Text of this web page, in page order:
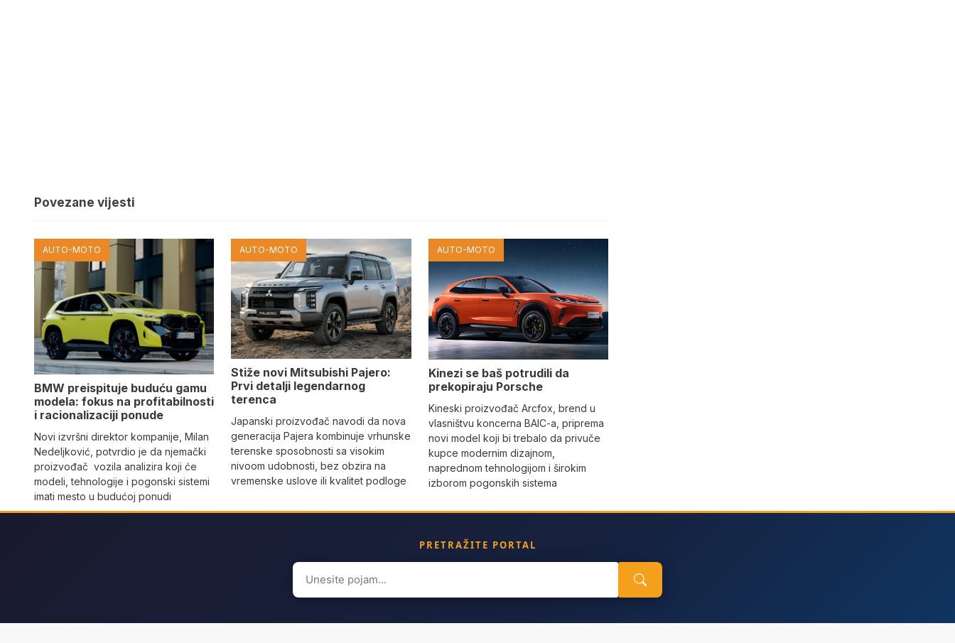
Povezane vijesti
AUTO-MOTO
BMW preispituje buduću gamu
modela: fokus na profitabilnosti
i racionalizaciji ponude
Novi izvršni direktor kompanije, Milan
Nedeljković, potvrdio je da njemački
proizvođač vozila analizira koji će
modeli, tehnologije i pogonski sistemi
imati mesto u budućoj ponudi
AUTO-MOTO
Stiže novi Mitsubishi Pajero:
Prvi detalji legendarnog
terenca
Japanski proizvođač navodi da nova
generacija Pajera kombinuje vrhunske
terenske sposobnosti sa visokim
nivoom udobnosti, bez obzira na
vremenske uslove ili kvalitet podloge
AUTO-MOTO
Kinezi se baš potrudili da
prekopiraju Porsche
Kineski proizvođač Arcfox, brend u
vlasništvu koncerna BAIC-a, priprema
novi model koji bi trebalo da privuče
kupce modernim dizajnom,
naprednom tehnologijom i širokim
izborom pogonskih sistema
PRETRAŽITE PORTAL
Search
for: